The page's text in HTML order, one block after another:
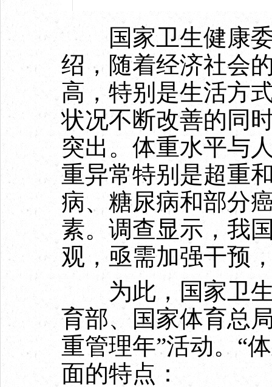
国家卫生健康委
绍，随着经济社会
高，特别是生活方
状况不断改善的同
突出。体重水平与
重异常特别是超重
病、糖尿病和部分
素。调查显示，我
观，亟需加强干预
为此，国家卫生
育部、国家体育总
重管理年”活动。“
面的特点：